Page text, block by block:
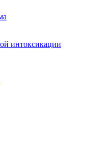
интоксикации